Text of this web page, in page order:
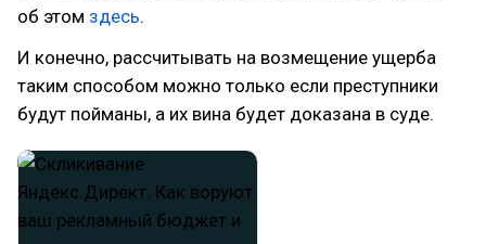
об этом здесь.
И конечно, рассчитывать на возмещение ущерба
таким способом можно только если преступники
будут пойманы, а их вина будет доказана в суде.